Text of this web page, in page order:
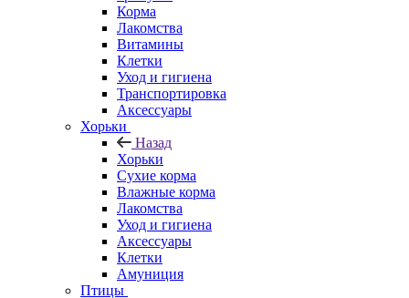
Корма
Лакомства
Витамины
Клетки
Уход и гигиена
Транспортировка
Аксессуары
Хорьки
Назад
Хорьки
Сухие корма
Влажные корма
Лакомства
Уход и гигиена
Аксессуары
Клетки
Амуниция
Птицы